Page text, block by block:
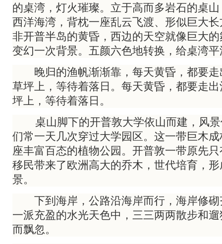
的桌湾，灯火璀璨。立于高而多岩石的桌
西洋海湾，背枕一座乱云飞渡、形似巨大
非开普半岛的黄昏，西边的天空就像巨大
变幻一次背景。五颜六色地转换，给桌湾
晚归的渔帆渐渐靠，每天黄昏，都要走
草坪上，等待着落日。每天黄昏，都要走
坪上，等待着落日。
桌山脚下的开普敦大学依山而建，风景
们常一天几次穿过大学园区。这一带巨木
座丰富百态的植物公园。开普敦一带原先
移民带来了欧洲高大的乔木，世代培育，
景。
下到海岸，公路沿海岸而行，海岸修砌
一派充盈的水光天色中，三三两两散步和
而飘忽。